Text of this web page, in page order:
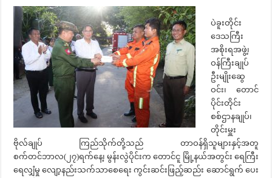
ပဲခူးတိုင်း
ဒေသကြီး
အစိုးရအဖွဲ့၊
ဝန်ကြီးချုပ်
ဦးမျိုးဆွေ
ဝင်း၊ တောင်
ပိုင်းတိုင်း
စစ်ဌာနချုပ်၊
တိုင်းမှူး
ဗိုလ်ချုပ် ကြည်သိုက်တို့သည် တာဝန်ရှိသူများနှင့်အတူ
စက်တင်ဘာလ(၂၇)ရက်နေ့၊ မွန်းလွဲပိုင်းက တောင်ငူ မြို့နယ်အတွင်း ရေကြီး
ရေလျှံမှု လျော့နည်းသက်သာစေရေး ကွင်းဆင်းဖြည့်ဆည်း ဆောင်ရွက် ပေး